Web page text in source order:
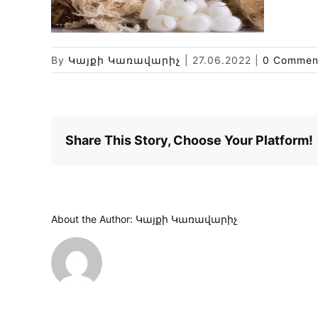
By Կայքի Կառավարիչ 27.06.2022 0
Share This Story, Choose Your Platform!
About the Author: Կայքի Կառավարիչ